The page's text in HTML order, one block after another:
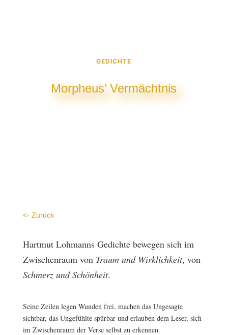
GEDICHTE
Morpheus’ Vermächtnis
<- Zurück
Hartmut Lohmanns Gedichte bewegen sich im
Zwischenraum von Traum und Wirklichkeit, von
Schmerz und Schönheit.
Seine Zeilen legen Wunden frei, machen das Ungesagte
sichtbar, das Ungefühlte spürbar und erlauben dem Leser, sich
im Zwischenraum der Verse selbst zu erkennen.